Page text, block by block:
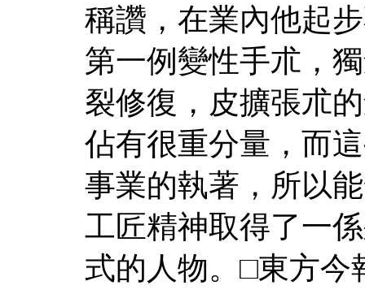
稱讚，在業內他起
第一例變性手朮，
裂修復，皮擴張朮
佔有很重分量，而
事業的執著，所以
工匠精神取得了一
式的人物。□東方今